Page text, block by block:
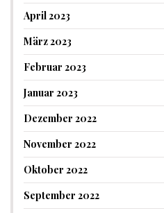
April 2023
März 2023
Februar 2023
Januar 2023
Dezember 2022
November 2022
Oktober 2022
September 2022